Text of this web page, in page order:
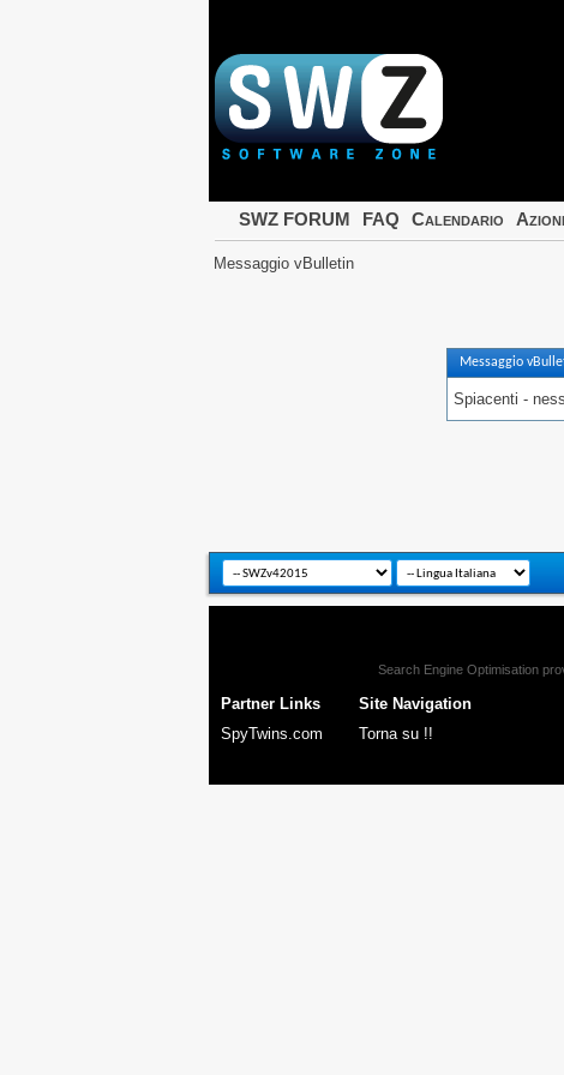
SWZ FORUM FAQ Calendario
Messaggio vBulletin
Messaggio
Spiacenti -
Search Engine Optimisation
Partner Links
SpyTwins.com
Site Navigation
Torna su !!